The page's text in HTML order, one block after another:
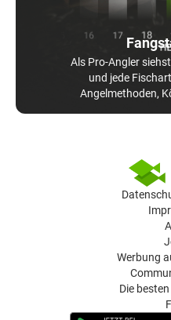
Als Pro-Angler
und jede
Angelmethoden,
Werbung
Die